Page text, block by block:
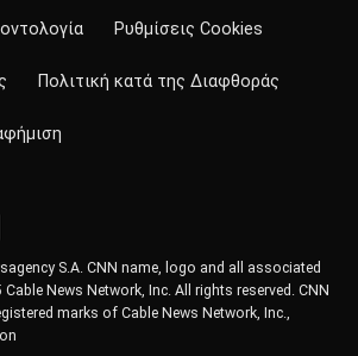
Ρυθμίσεις Cookies
Πολιτική κατά της Διαφθοράς
S.A. CNN name, logo and all associated
News Network, Inc. All rights reserved. CNN
marks of Cable News Network, Inc.,